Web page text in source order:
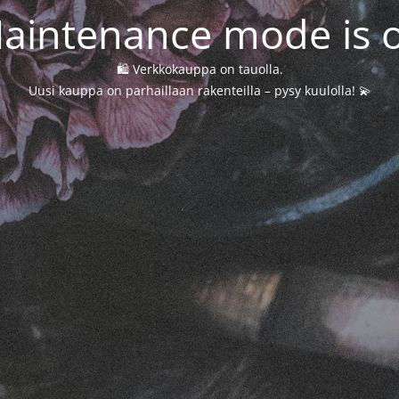
mode is
🛍️ Verkkokauppa on tauolla.
Uusi kauppa on parhaillaan rakenteilla – pysy kuulolla! 💫